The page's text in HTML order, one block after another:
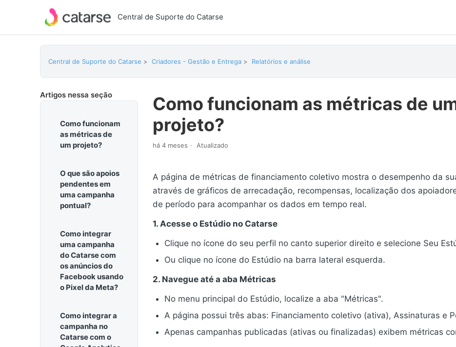
Central de Suporte do Catarse
Central de Suporte do Catarse Criadores - Gestão e Entrega Relatórios e análise
Artigos nessa seção
Como funcionam
as métricas de
um projeto?
O que são apoios
pendentes em
uma campanha
pontual?
Como integrar
uma campanha
do Catarse com
os anúncios do
Facebook usando
o Pixel da Meta?
Como integrar a
campanha no
Catarse com o
Como funcionam as métricas de
projeto?
há 4 meses Atualizado
A página de métricas de financiamento coletivo mostra o desempenho da
através de gráficos de arrecadação, recompensas, localização dos
de período para acompanhar os dados em tempo real.
1. Acesse o Estúdio no Catarse
Clique no ícone do seu perfil no canto superior direito e selecione Seu
Ou clique no ícone do Estúdio na barra lateral esquerda.
2. Navegue até a aba Métricas
No menu principal do Estúdio, localize a aba "Métricas".
A página possui três abas: Financiamento coletivo (ativa), Assinaturas e
Apenas campanhas publicadas (ativas ou finalizadas) exibem métricas